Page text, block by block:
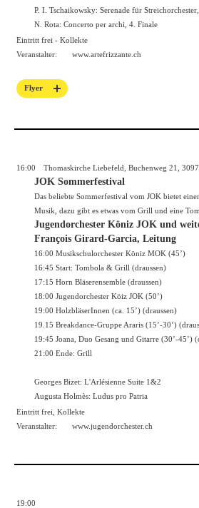
P. I. Tschaikowsky: Serenade für
N. Rota: Concerto per archi, 4. Finale
Eintritt frei - Kollekte
Veranstalter:
www.artefrizzante.ch
Flyer
16:00 Thomaskirche Liebefeld, Buchenweg 21,
JOK Sommerfestival
Das beliebte Sommerfestival vom JOK bietet
Musik, dazu gibt es etwas vom Grill und eine
Jugendorchester Köniz JOK und
François Girard-Garcia, Leitung
16:00 Musikschulorchester Köniz MOK (45’)
16:45 Start: Tombola & Grill (draussen)
17:15 Horn Bläserensemble (draussen)
18:00 Jugendorchester Köiz JOK (50’)
19:00 HolzbläserInnen (ca. 15’) (draussen)
19.15 Breakdance-Gruppe Araris (15’-30’)
19:45 Joana, Duo Gesang und Gitarre (30’-45’)
21:00 Ende: Grill
Georges Bizet: L'Arlésienne Suite 1&2
Augusta Holmès: Ludus pro Patria
Eintritt frei, Kollekte
Veranstalter:
www.jugendorchester.ch
19:00